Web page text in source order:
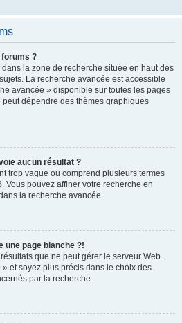
?
la zone de recherche située en haut des
La recherche avancée est accessible
avancée » disponible sur toutes les pages
peut dépendre des thèmes graphiques
aucun résultat ?
trop vague ou comprend plusieurs termes
Vous pouvez affiner votre recherche en
la recherche avancée.
une page blanche ?!
que ne peut gérer le serveur Web.
et soyez plus précis dans le choix des
par la recherche.